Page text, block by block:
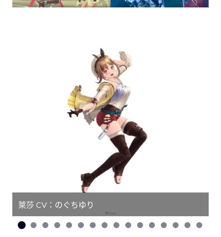
萊莎 CV：のぐちゆり